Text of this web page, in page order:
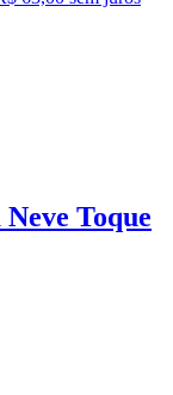
Toque